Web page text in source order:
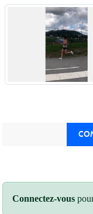
Connectez-vous